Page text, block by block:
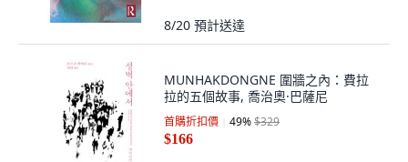
8/20 預計送達
MUNHAKDONGNE 圍牆之內：費拉
拉的五個故事, 喬治奧·巴薩尼
首購折扣價 49%$329
$166